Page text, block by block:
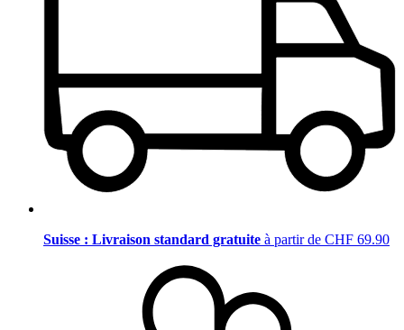
Suisse : Livraison standard gratuite à partir de CHF 69.90